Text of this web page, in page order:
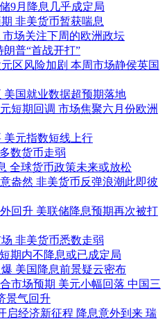
9月降息几乎成定局
非美货币暂获喘息
市场关注下周的欧洲政坛
朗普“首战开打”
区风险加剧 本周市场静侯英国
美国就业数据超预期落地
短期回调 市场焦聚六月份欧洲
美元指数短线上行
数货币走弱
全球货币政策未来或放松
盎然 非美货币反弹浪潮此即彼
回升 美联储降息预期再次被打
非美货币悉数走弱
期内不降息或已成定局
美国降息前景疑云密布
市场预期 美元小幅回落 中国三
景气回升
启经济新征程 降息意外到来 瑞